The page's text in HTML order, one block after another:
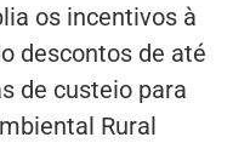
os incentivos à
descontos de até
de custeio para
Rural